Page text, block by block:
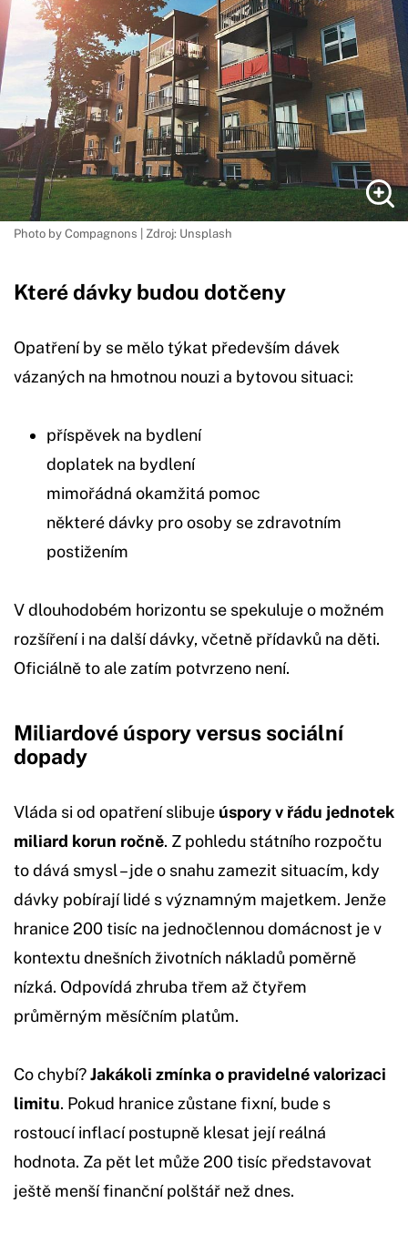
Photo by Compagnons | Zdroj: Unsplash
Které dávky budou dotčeny
Opatření by se mělo týkat především dávek
vázaných na hmotnou nouzi a bytovou situaci:
příspěvek na bydlení
doplatek na bydlení
mimořádná okamžitá pomoc
některé dávky pro osoby se zdravotním
postižením
V dlouhodobém horizontu se spekuluje o možném
rozšíření i na další dávky, včetně přídavků na děti.
Oficiálně to ale zatím potvrzeno není.
Miliardové úspory versus sociální
dopady
Vláda si od opatření slibuje úspory v řádu jednotek
miliard korun ročně. Z pohledu státního rozpočtu
to dává smysl – jde o snahu zamezit situacím, kdy
dávky pobírají lidé s významným majetkem. Jenže
hranice 200 tisíc na jednočlennou domácnost je v
kontextu dnešních životních nákladů poměrně
nízká. Odpovídá zhruba třem až čtyřem
průměrným měsíčním platům.
Co chybí?Jakákoli zmínka o pravidelné valorizaci
limitu. Pokud hranice zůstane fixní, bude s
rostoucí inflací postupně klesat její reálná
hodnota. Za pět let může 200 tisíc představovat
ještě menší finanční polštář než dnes.